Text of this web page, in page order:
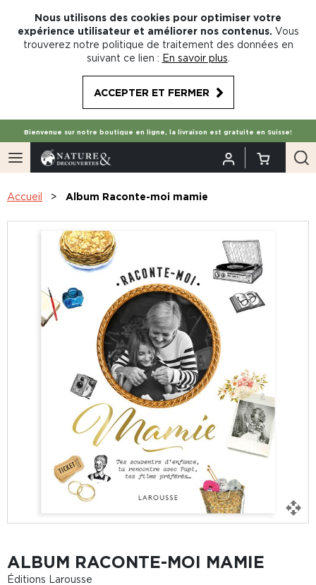
Nous utilisons des cookies pour optimiser votre
expérience utilisateur et améliorer nos contenus. Vous
trouverez notre politique de traitement des données en
suivant ce lien : En savoir plus
ACCEPTER ET FERMER
Bienvenue sur notre boutique en ligne, la livraison est gratuite en Suisse!
Accueil Album Raconte-moi mamie
ALBUM RACONTE-MOI MAMIE
Éditions Larousse